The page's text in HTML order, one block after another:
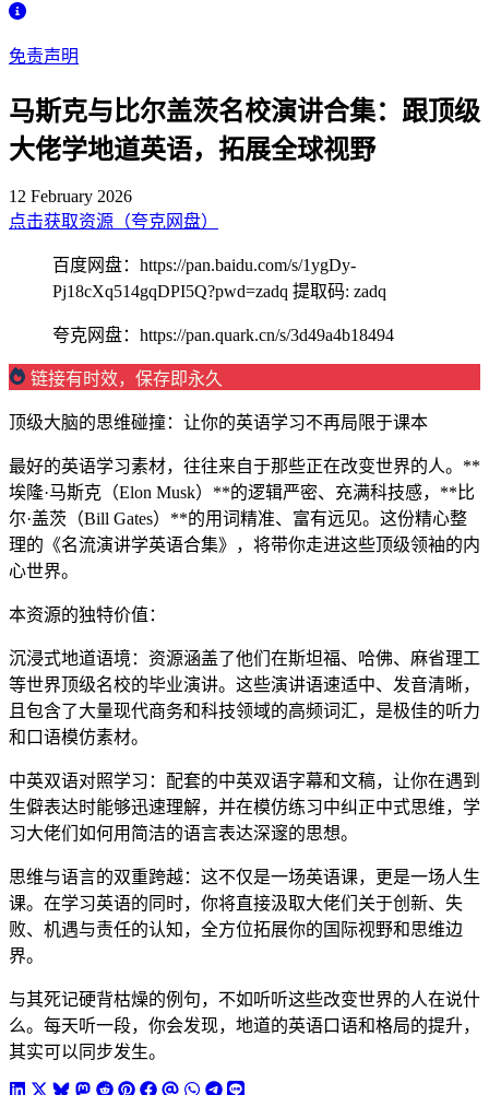
免责声明
马斯克与比尔盖茨名校演讲合集：跟顶级
大佬学地道英语，拓展全球视野
12 February 2026
点击获取资源（夸克网盘）
百度网盘：https://pan.baidu.com/s/1ygDy-
Pj18cXq514gqDPI5Q?pwd=zadq 提取码: zadq
夸克网盘：https://pan.quark.cn/s/3d49a4b18494
链接有时效，保存即永久
顶级大脑的思维碰撞：让你的英语学习不再局限于课本
最好的英语学习素材，往往来自于那些正在改变世界的人。**
埃隆·马斯克（Elon Musk）**的逻辑严密、充满科技感，**比
尔·盖茨（Bill Gates）**的用词精准、富有远见。这份精心整
理的《名流演讲学英语合集》，将带你走进这些顶级领袖的内
心世界。
本资源的独特价值：
沉浸式地道语境：资源涵盖了他们在斯坦福、哈佛、麻省理工
等世界顶级名校的毕业演讲。这些演讲语速适中、发音清晰，
且包含了大量现代商务和科技领域的高频词汇，是极佳的听力
和口语模仿素材。
中英双语对照学习：配套的中英双语字幕和文稿，让你在遇到
生僻表达时能够迅速理解，并在模仿练习中纠正中式思维，学
习大佬们如何用简洁的语言表达深邃的思想。
思维与语言的双重跨越：这不仅是一场英语课，更是一场人生
课。在学习英语的同时，你将直接汲取大佬们关于创新、失
败、机遇与责任的认知，全方位拓展你的国际视野和思维边
界。
与其死记硬背枯燥的例句，不如听听这些改变世界的人在说什
么。每天听一段，你会发现，地道的英语口语和格局的提升，
其实可以同步发生。